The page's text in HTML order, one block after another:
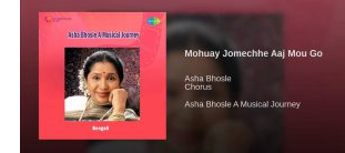
Jomechhe-
Aaj-
Mou-
Go